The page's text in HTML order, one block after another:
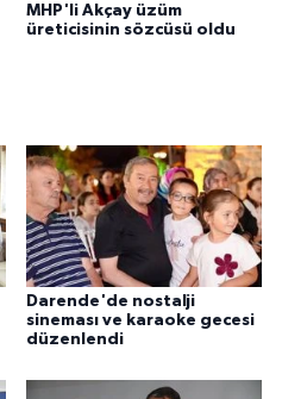
MHP'li Akçay üzüm
üreticisinin sözcüsü oldu
Darende'de nostalji
sineması ve karaoke gecesi
düzenlendi